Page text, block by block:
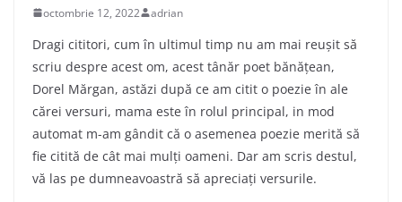
octombrie 12, 2022 adrian
Dragi cititori, cum în ultimul timp nu am mai reușit să
scriu despre acest om, acest tânăr poet bănățean,
Dorel Mărgan, astăzi după ce am citit o poezie în ale
cărei versuri, mama este în rolul principal, in mod
automat m-am gândit că o asemenea poezie merită să
fie citită de cât mai mulți oameni. Dar am scris destul,
vă las pe dumneavoastră să apreciați versurile.